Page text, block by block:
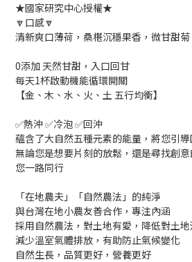
★國家研究中心授權★
🔽口感🔽
清新爽口薄荷，桑椹沉穩果香，微甘甜
0添加 天然甘甜，入口回甘
每天1杯啟動機能循環開關
【金、木、水、火、土 五行均衡】
✅熱沖 ✅冷泡 ✅回沖
蘊含了大自然五種元素的能量，將您引
無論您是想要片刻的放鬆，還是尋找創
您一路同行
「在地農夫」「自然農法」的純淨
與台灣在地小農友善合作，專注內涵
採用自然農法，對土地有愛，降低對土地
減少溫室氣體排放，有助防止氣候變化
自然生長，品質更好，營養更好